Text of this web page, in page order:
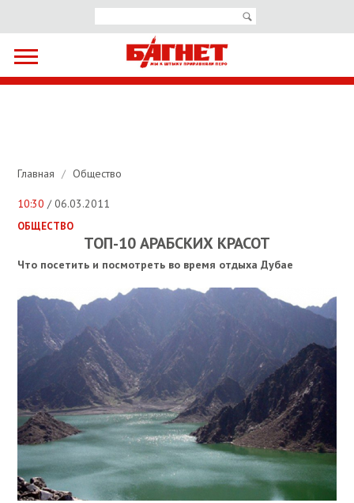
Главная / Общество
10:30 / 06.03.2011
ОБЩЕСТВО
ТОП-10 АРАБСКИХ КРАСОТ
Что посетить и посмотреть во время отдыха Дубае